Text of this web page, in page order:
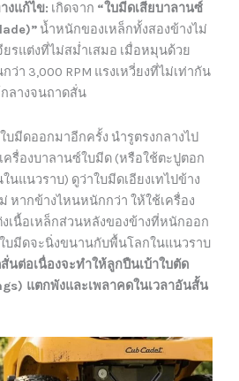
งแก้ไข: เกิดจาก “ใบมีดเสียบาลานซ์
น้ำหนักของเหล็กทั้งสองข้างไม่
ยรแต่งที่ไม่สม่ำเสมอ เมื่อหมุนด้วย
ว่า 3,000 RPM แรงเหวี่ยงที่ไม่เท่ากัน
ลางจนถาดสั่น
บมีดออกมาอีกครั้ง นำรูตรงกลางไป
รื่องบาลานซ์ใบมีด (หรือใช้ตะปูตอก
นแนวราบ) ดูว่าใบมีดเอียงเทไปข้าง
หากข้างไหนหนักกว่า ให้ใช้เครื่อง
เนื้อเหล็กส่วนหลังของข้างที่หนักออก
บมีดจะนิ่งขนานกับพื้นโลกในแนวราบ
นต่อเนื่องจะทำให้ลูกปืนเบ้าใบตัด
แตกพังและเพลาคดในเวลาอันสั้น